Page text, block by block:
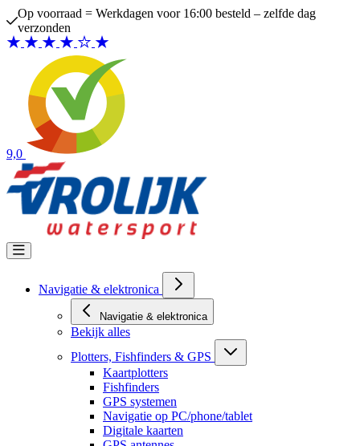
Ga naar de inhoudvoor 16:00 besteld – zelfde dag
Bezoek de
9,0
Navigatie & elektronica
Navigatie & elektronica
Bekijk alles
Plotters, Fishfinders & GPS
Kaartplotters
Fishfinders
GPS systemen
Navigatie op PC/phone/tablet
Digitale kaarten